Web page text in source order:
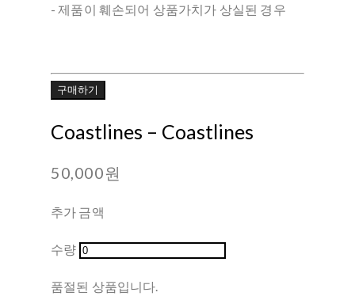
- 제품이 훼손되어 상품가치가 상실된 경우
구매하기
Coastlines ‎– Coastlines
50,000원
추가 금액
수량
품절된 상품입니다.